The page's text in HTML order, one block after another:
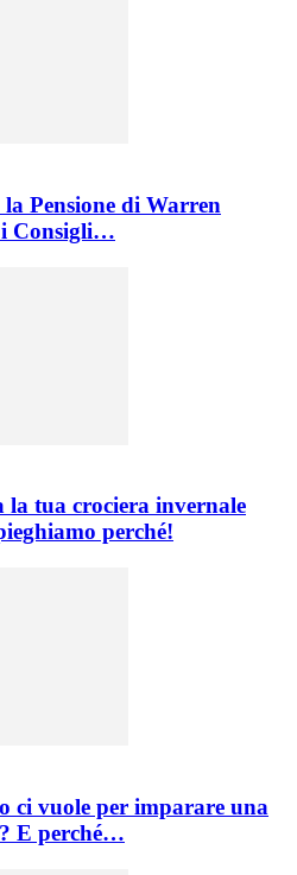
Pensione di Warren
i Consigli…
la tua crociera invernale
perché!
ci vuole per imparare una
E perché…